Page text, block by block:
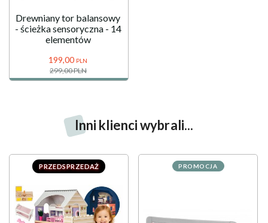
Drewniany tor balansowy
- ścieżka sensoryczna - 14
elementów
199,00 PLN
299,00 PLN
Inni klienci wybrali...
PRZEDSPRZEDAŻ PROMOCJA